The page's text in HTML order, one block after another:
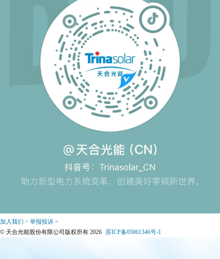
加入我们 > 举报投诉 >
© 天合光能股份有限公司版权所有 2026 苏ICP备05061346号-1